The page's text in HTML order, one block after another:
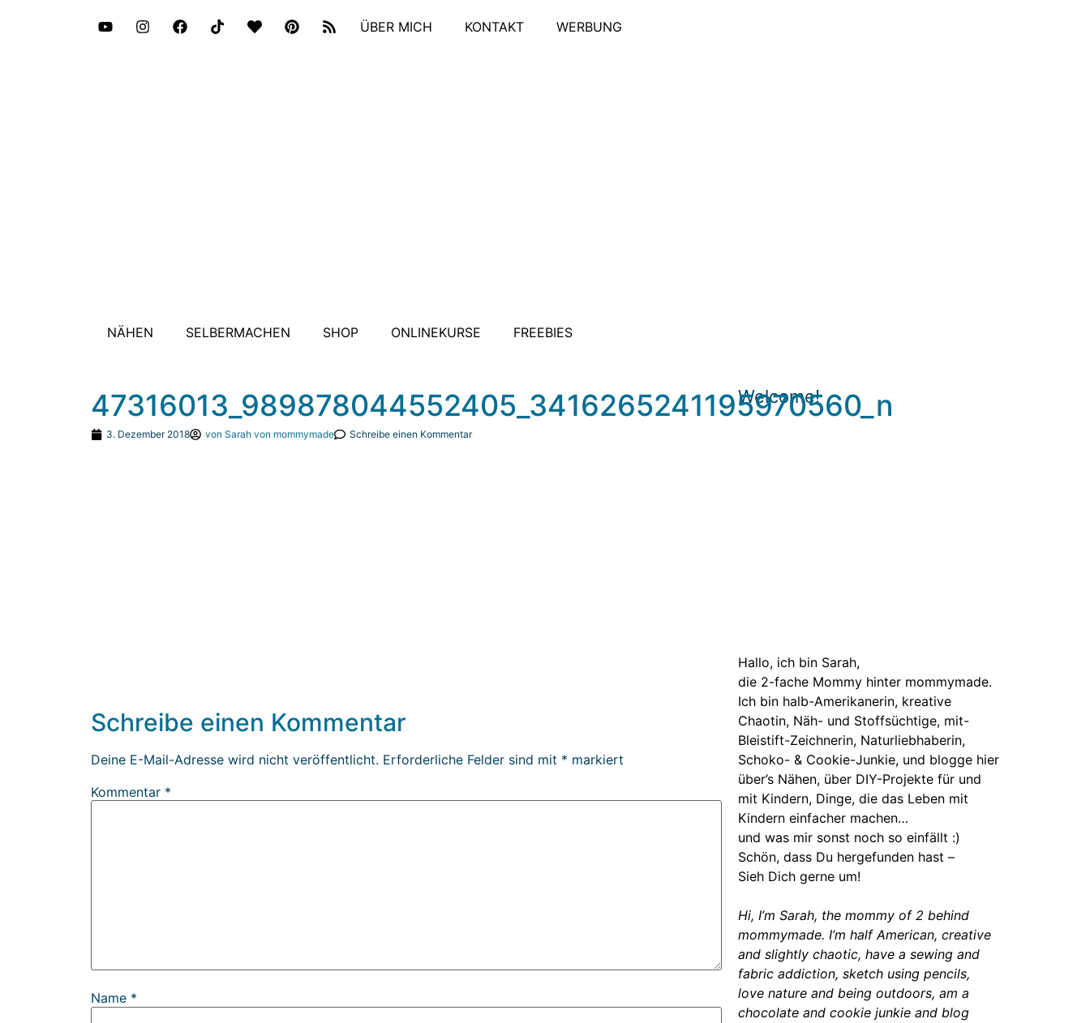
ÜBER MICH KONTAKT WERBUNG
NÄHEN SELBERMACHEN SHOP ONLINEKURSE FREEBIES
Welcome!
Hallo, ich bin Sarah,
die 2-fache Mommy hinter mommymade.
Ich bin halb-Amerikanerin, kreative
Chaotin, Näh- und Stoffsüchtige, mit-
Bleistift-Zeichnerin, Naturliebhaberin,
Schoko- & Cookie-Junkie, und blogge hier
über’s Nähen, über DIY-Projekte für und
mit Kindern, Dinge, die das Leben mit
Kindern einfacher machen…
und was mir sonst noch so einfällt :)
Schön, dass Du hergefunden hast –
Sieh Dich gerne um!
Hi, I’m Sarah, the mommy of 2 behind
mommymade. I’m half American, creative
and slightly chaotic, have a sewing and
fabric addiction, sketch using pencils,
love nature and being outdoors, am a
chocolate and cookie junkie and blog
47316013_989878044552405_3416265241195970560_n
3. Dezember 2018 von Sarah von mommymade Schreibe einen Kommentar
Schreibe einen Kommentar
Deine E-Mail-Adresse wird nicht veröffentlicht. Erforderliche Felder sind mit * markiert
Kommentar *
Name *